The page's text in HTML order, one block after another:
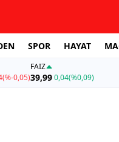
SPOR HAYAT
(%-0,05)
FAİZ
39,990,04(%0,09)